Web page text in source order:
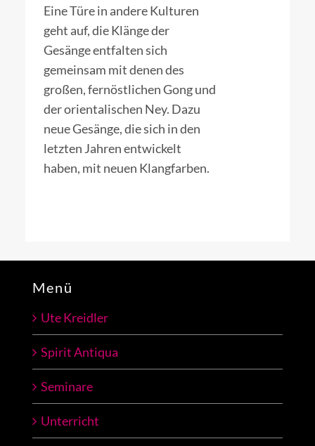
Eine Türe in andere Kulturen
geht auf, die Klänge der
Gesänge entfalten sich
gemeinsam mit denen des
großen, fernöstlichen Gong und
der orientalischen Ney. Dazu
neue Gesänge, die sich in den
letzten Jahren entwickelt
haben, mit neuen Klangfarben.
Menü
Ute Kreidler
Spirit Antiqua
Seminare
Unterricht